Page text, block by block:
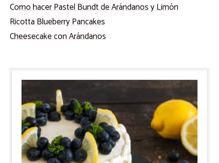
Como hacer Pastel Bundt de Arándanos y Limón
Ricotta Blueberry Pancakes
Cheesecake con Arándanos